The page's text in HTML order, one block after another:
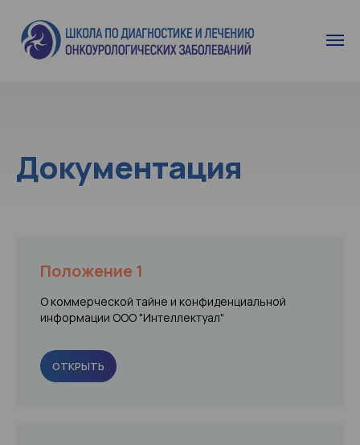
Документация
Положение 1
О коммерческой тайне и конфиденциальной
информации ООО "Интеллектуал"
ОТКРЫТЬ